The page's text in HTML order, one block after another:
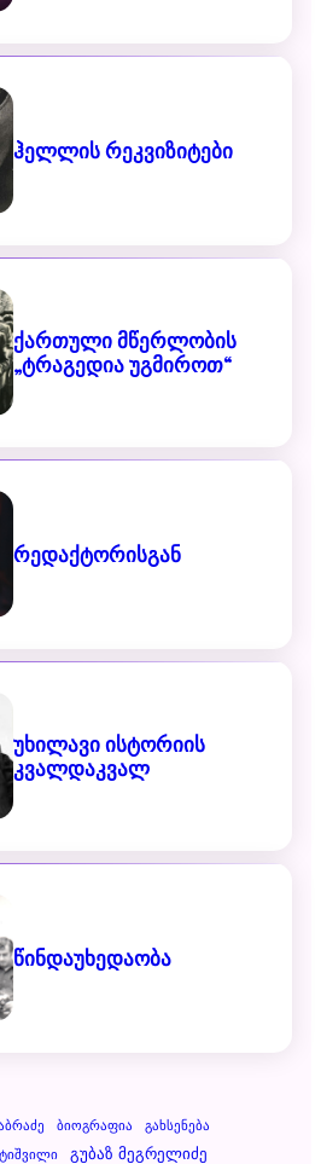
ჰელლის რეკვიზიტები
ქართული მწერლობის
„ტრაგედია უგმიროთ“
რედაქტორისგან
უხილავი ისტორიის
კვალდაკვალ
წინდაუხედაობა
Ბიოგრაფია
Გახსენება
Გუბაზ Მეგრელიძე